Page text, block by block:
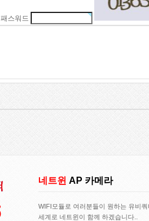
패스워드
네트윈 AP 카메라
WIFI모듈로 여러분들이 원하는 유비
세계로 네트윈이 함께 하겠습니다..